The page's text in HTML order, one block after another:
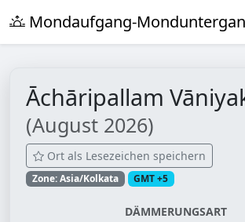
Mondaufgang-
Āchāripallam
(August 2026)
Ort als Lesezeichen speichern
Zone: Asia/Kolkata GMT +5
DÄMMERUNGSART